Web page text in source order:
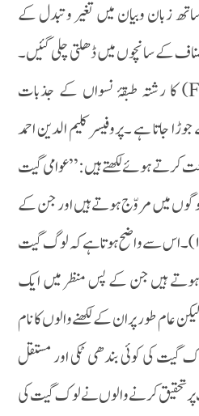
زبان وبیان میں تغیر وتبدل کے
کے سانچوں میں ڈھلتی چلی گئیں۔
لوک گیت (Folk Song) کا رشتہ طبقۂ نسواں کے جذبات
جاتا ہے ۔پروفیسر کلیم الدین احمد
ہوئے لکھتے ہیں :’’ عوامی گیت
میں مروّج ہوتے ہیں اور جن کے
مصنفین کا عموما نام نہیں ملتا ‘‘۔( ۱)۔اس سے واضح ہوتا ہے کہ لوگ گیت
ہیں جن کے پس منظر میں ایک
طور پر ان کے لکھنے والوں کا نام
گیت کی کوئی بندھی ٹکی اور مستقل
پر تحقیق کرنے والوں نے لوک گیت کی